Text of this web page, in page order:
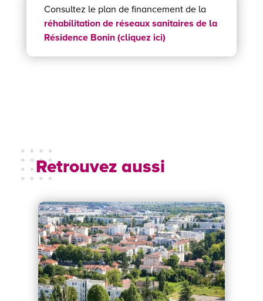
Consultez le plan de financement de la
réhabilitation de réseaux sanitaires de la
Résidence Bonin (cliquez ici)
Retrouvez aussi